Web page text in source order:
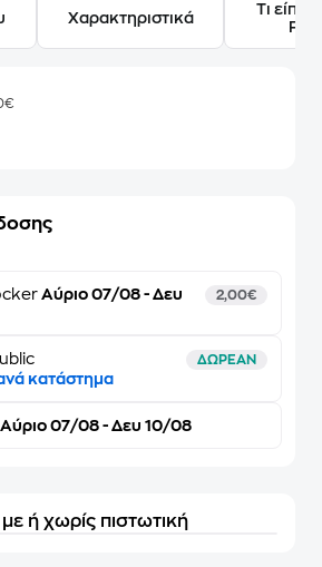
Χαρακτηριστικά
Τι
Αύριο 07/08 - Δευ
2,00€
ΔΩΡΕΑΝ
κατάστημα
Αύριο 07/08 - Δευ 10/08
ή χωρίς πιστωτική